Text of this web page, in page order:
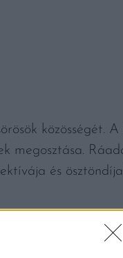
közösségét.
megosztása.
és